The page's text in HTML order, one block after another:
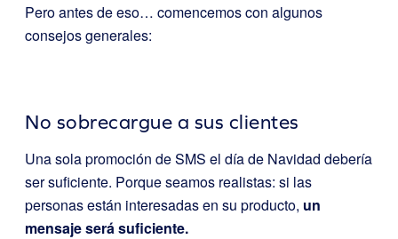
Pero antes de eso… comencemos con algunos
consejos generales:
No sobrecargue a sus clientes
Una sola promoción de SMS el día de Navidad debería
ser suficiente. Porque seamos realistas: si las
personas están interesadas en su producto, un
mensaje será suficiente.